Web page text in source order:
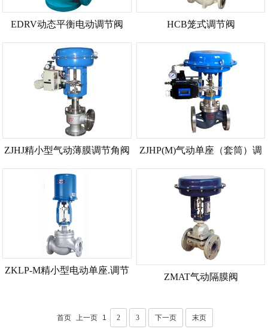
EDRV动态平衡电动调节阀 HCB笼式调节阀
ZJHJ精小型气动薄膜调节角阀 ZJHP(M)气动单座（套筒）调
节阀
ZKLP-M精小型电动单座.调节
ZMAT气动隔膜阀
首页 上一页 1 2 3 下一页 末页